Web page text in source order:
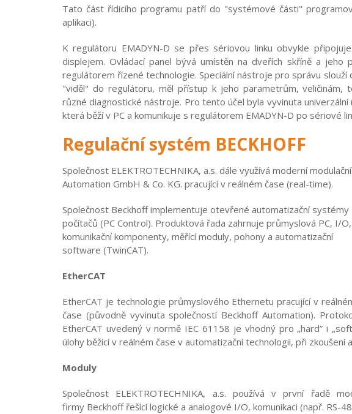
Tato část řídicího programu patří do "systémové části"
aplikaci).
K regulátoru EMADYN-D se přes sériovou linku obvykle
displejem. Ovládací panel bývá umístěn na dveřích skříně a jeho
regulátorem řízené technologie. Speciální nástroje pro správu slouží
"viděl" do regulátoru, měl přístup k jeho parametrům, veličinám,
různé diagnostické nástroje. Pro tento účel byla vyvinuta univerzální
která běží v PC a komunikuje s regulátorem EMADYN-D po sériové
Regulační systém BECKHOFF
Společnost ELEKTROTECHNIKA, a.s. dále využívá moderní
Automation GmbH & Co. KG. pracující v reálném čase (real-time).
Společnost Beckhoff implementuje otevřené automatizační systémy
počítačů (PC Control). Produktová řada zahrnuje průmyslová PC, I/O,
komunikační komponenty, měřící moduly, pohony a automatizační
software (TwinCAT).
EtherCAT
EtherCAT je technologie průmyslového Ethernetu pracující v
čase (původně vyvinuta společností Beckhoff Automation).
EtherCAT uvedený v normě IEC 61158 je vhodný pro „hard” i
úlohy běžící v reálném čase v automatizační technologii, při zkoušení
Moduly
Společnost ELEKTROTECHNIKA, a.s. používá v první řadě
firmy Beckhoff řešící logické a analogové I/O, komunikaci (např. RS-